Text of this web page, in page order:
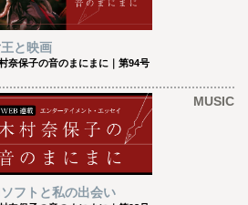
と映画
奈保子の音のまにまに｜第94号
MUSIC
フトと私の出会い